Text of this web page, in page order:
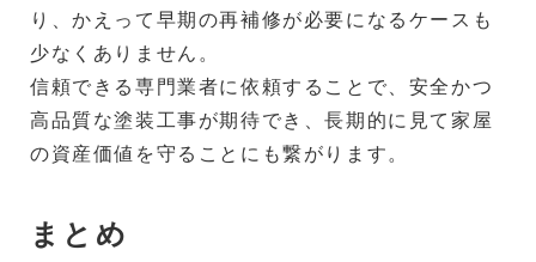
り、かえって早期の再補修が必要になるケースも
少なくありません。
信頼できる専門業者に依頼することで、安全かつ
高品質な塗装工事が期待でき、長期的に見て家屋
の資産価値を守ることにも繋がります。
まとめ